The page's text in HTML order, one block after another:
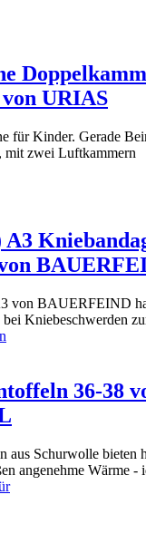
URIAS
für Kinder. Gerade
mit zwei Luftkammern
von BAUERFEIND
bei Kniebeschwerden
36-38
aus Schurwolle bieten
angenehme Wärme -